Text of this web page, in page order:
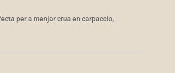
per a menjar crua en carpaccio,